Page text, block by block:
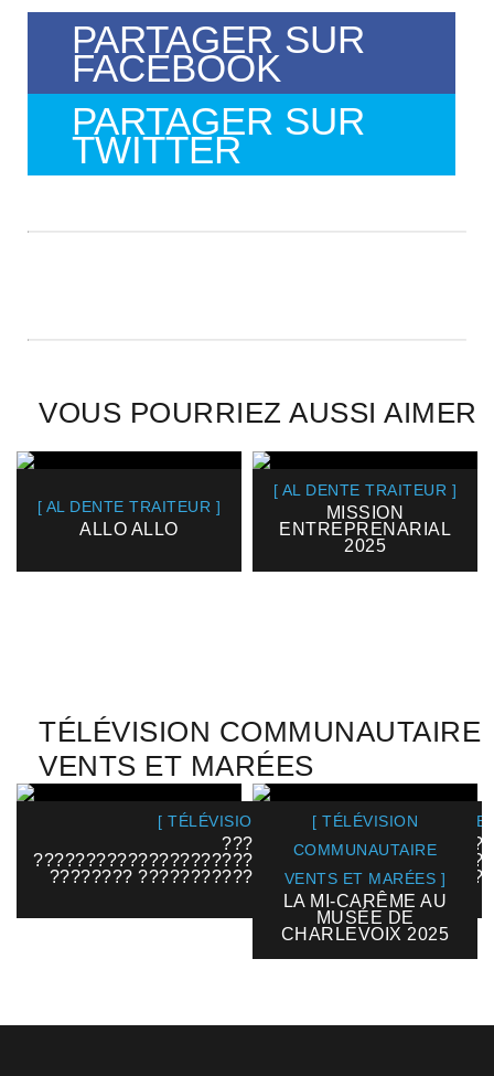
PARTAGER SUR
FACEBOOK
PARTAGER SUR
TWITTER
VOUS POURRIEZ AUSSI AIMER
[ AL DENTE TRAITEUR ]
ALLO ALLO
[ AL DENTE TRAITEUR ]
MISSION
ENTREPRENARIAL
2025
TÉLÉVISION COMMUNAUTAIRE
VENTS ET MARÉES
[ TÉLÉVISION COMMUNAUTAIRE VENTS
????????
2025
[ TÉLÉVISION
COMMUNAUTAIRE
VENTS ET MARÉES ]
LA MI-CARÊME AU
MUSÉE DE
CHARLEVOIX 2025